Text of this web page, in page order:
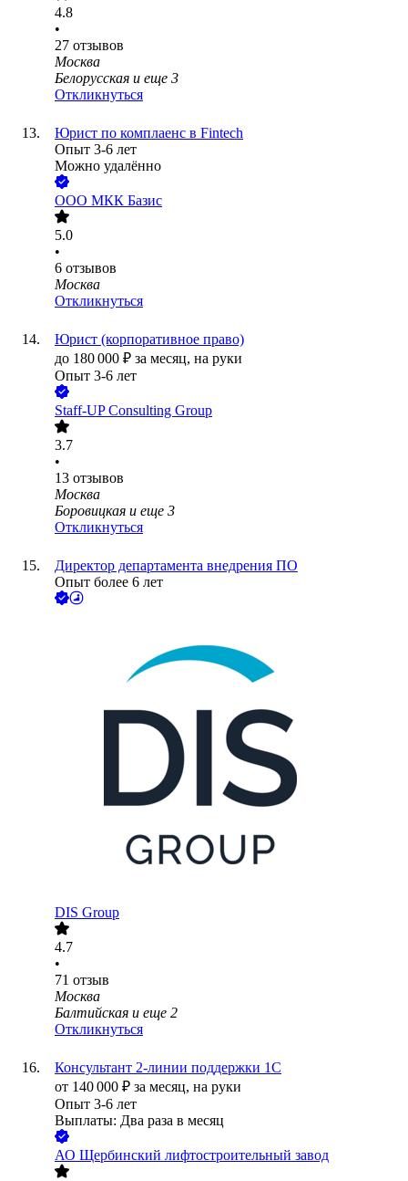
4.8
•
27 отзывов
Москва
Белорусская и еще 3
Откликнуться
Юрист по комплаенс в Fintech
Опыт 3-6 лет
Можно удалённо
ООО МКК Базис
5.0
•
6 отзывов
Москва
Откликнуться
Юрист (корпоративное право)
до 180 000 ₽ за месяц, на руки
Опыт 3-6 лет
Staff-UP Consulting Group
3.7
•
13 отзывов
Москва
Боровицкая и еще 3
Откликнуться
Директор департамента внедрения ПО
Опыт более 6 лет
DIS Group
4.7
•
71 отзыв
Москва
Балтийская и еще 2
Откликнуться
Консультант 2-линии поддержки 1С
от 140 000 ₽ за месяц, на руки
Опыт 3-6 лет
Выплаты: Два раза в месяц
АО Щербинский лифтостроительный завод